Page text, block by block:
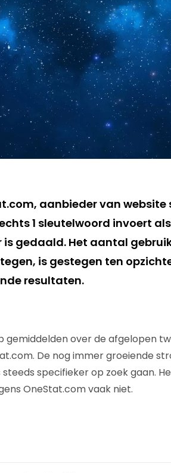
aanbieder van
1 sleutelwoord invoert
is gedaald. Het aantal
is gestegen ten
resultaten.
gemiddelden over de afgelopen
De nog immer groeiende
specifieker op zoek gaan.
OneStat.com vaak niet.